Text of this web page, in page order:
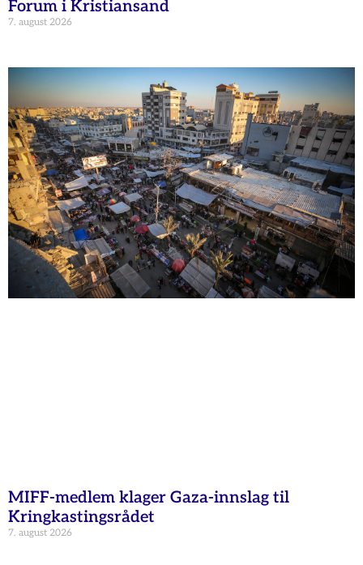
Forum i Kristiansand
7. august 2026
MIFF-medlem klager Gaza-innslag til
Kringkastingsrådet
7. august 2026